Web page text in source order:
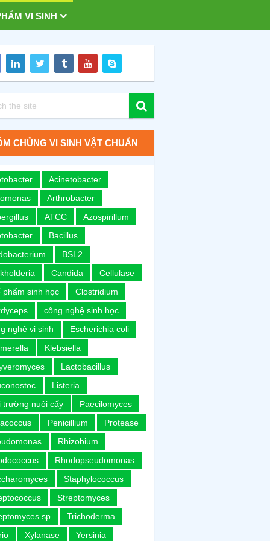
VI SINH
CHỦNG VI SINH VẬT CHUẨN
Acinetobacter
Arthrobacter
ATCC
Azospirillum
Bacillus
BSL2
Candida
Cellulase
phẩm sinh học
Clostridium
công nghệ sinh học
nghệ vi sinh
Escherichia coli
Klebsiella
Lactobacillus
Listeria
trường nuôi cấy
Paecilomyces
Penicillium
Protease
Rhizobium
Rhodopseudomonas
Staphylococcus
Streptomyces
sp
Trichoderma
Xylanase
Yersinia